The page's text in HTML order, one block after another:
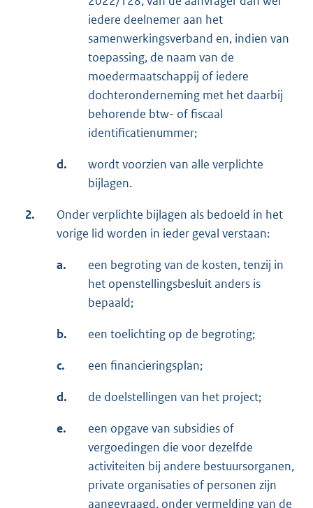
iedere deelnemer aan het
samenwerkingsverband en, indien van
toepassing, de naam van de
moedermaatschappij of iedere
dochteronderneming met het daarbij
behorende btw- of fiscaal
identificatienummer;
d.
wordt voorzien van alle verplichte
bijlagen.
2.
Onder verplichte bijlagen als bedoeld in het
vorige lid worden in ieder geval verstaan:
a.
een begroting van de kosten, tenzij in
het openstellingsbesluit anders is
bepaald;
b. een toelichting op de begroting;
c. een financieringsplan;
d. de doelstellingen van het project;
e.
een opgave van subsidies of
vergoedingen die voor dezelfde
activiteiten bij andere bestuursorganen,
private organisaties of personen zijn
aangevraagd, onder vermelding van de